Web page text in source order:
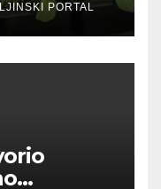
PORTAL